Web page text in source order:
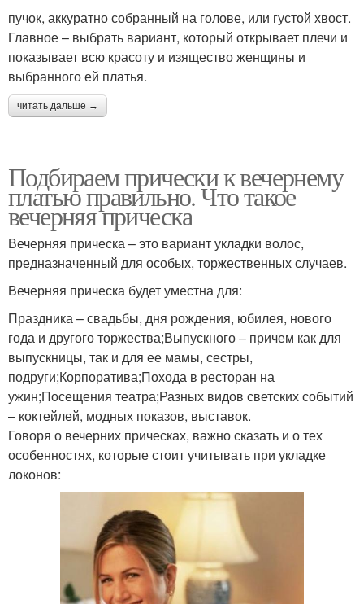
пучок, аккуратно собранный на голове, или густой хвост.
Главное – выбрать вариант, который открывает плечи и
показывает всю красоту и изящество женщины и
выбранного ей платья.
читать дальше →
Подбираем прически к вечернему
платью правильно. Что такое
вечерняя прическа
Вечерняя прическа – это вариант укладки волос,
предназначенный для особых, торжественных случаев.
Вечерняя прическа будет уместна для:
Праздника – свадьбы, дня рождения, юбилея, нового
года и другого торжества;Выпускного – причем как для
выпускницы, так и для ее мамы, сестры,
подруги;Корпоратива;Похода в ресторан на
ужин;Посещения театра;Разных видов светских событий
– коктейлей, модных показов, выставок.
Говоря о вечерних прическах, важно сказать и о тех
особенностях, которые стоит учитывать при укладке
локонов: